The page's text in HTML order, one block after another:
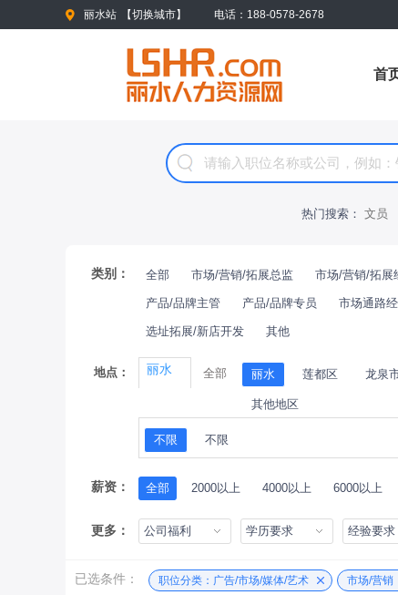
丽水站 【切换城市】 电话：188-0578-2678
首
热门搜索： 文员
类别： 全部 市场/营销/拓展总监 市场/营销/拓展
产品/品牌主管 产品/品牌专员 市场通路
选址拓展/新店开发 其他
地点： 丽水 全部 丽水 莲都区 龙泉
其他地区
不限 不限
薪资： 全部 2000以上 4000以上 6000以上
更多： 公司福利 学历要求 经验要求
已选条件： 职位分类：广告/市场/媒体/艺术 市场/营销